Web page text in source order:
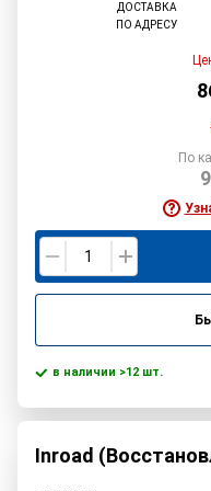
ДОСТАВКА
ПО АДРЕСУ
По
в наличии >12 шт.
Inroad